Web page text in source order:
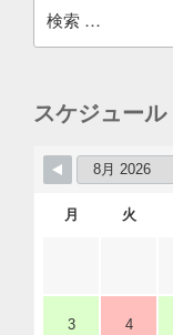
索:
スケジュール
月 火
3 4